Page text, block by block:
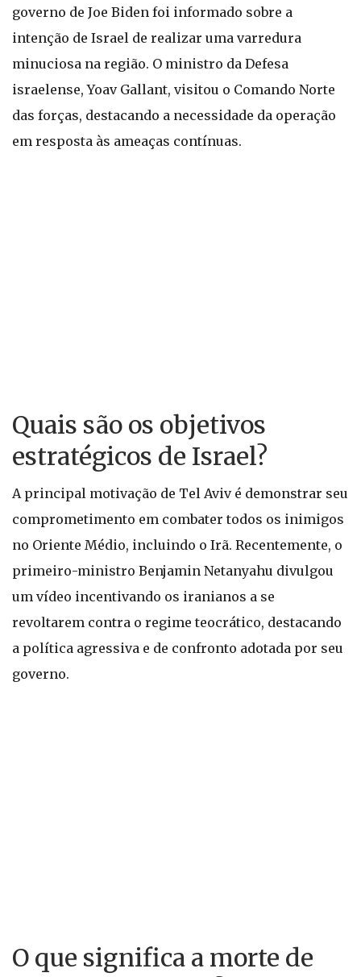
governo de Joe Biden foi informado sobre a
intenção de Israel de realizar uma varredura
minuciosa na região. O ministro da Defesa
israelense, Yoav Gallant, visitou o Comando Norte
das forças, destacando a necessidade da operação
em resposta às ameaças contínuas.
Quais são os objetivos
estratégicos de Israel?
A principal motivação de Tel Aviv é demonstrar seu
comprometimento em combater todos os inimigos
no Oriente Médio, incluindo o Irã. Recentemente, o
primeiro-ministro Benjamin Netanyahu divulgou
um vídeo incentivando os iranianos a se
revoltarem contra o regime teocrático, destacando
a política agressiva e de confronto adotada por seu
governo.
O que significa a morte de